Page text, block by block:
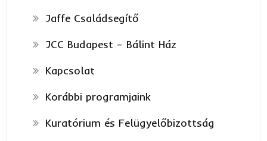
Jaffe Családsegítő
JCC Budapest – Bálint Ház
Kapcsolat
Korábbi programjaink
Kuratórium és Felügyelőbizottság